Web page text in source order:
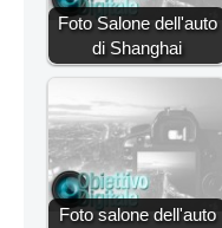
Foto Salone dell'auto
di Shanghai
Foto salone dell'auto